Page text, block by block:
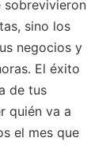
sobrevivieron
sino los
negocios y
El éxito
de tus
quién va a
el mes que